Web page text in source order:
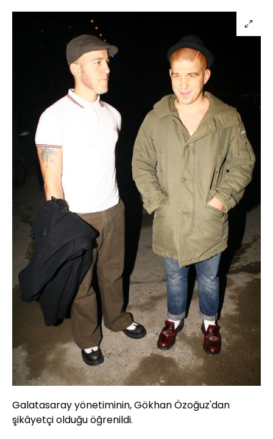
Galatasaray yönetiminin, Gökhan Özoğuz'dan
şikâyetçi olduğu öğrenildi.